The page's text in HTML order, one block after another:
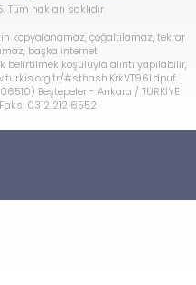
Tüm hakları saklıdır.
kopyalanamaz, çoğaltılamaz, tekrar
başka internet
koşuluyla alıntı yapılabilir,
#sthash.KrkVT96l.dpuf
Beştepeler - Ankara / TÜRKİYE
0312 212 6552